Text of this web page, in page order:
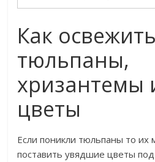
Как освежить
тюльпаны,
хризантемы
цветы
Если поникли тюльпаны то их
поставить увядшие цветы